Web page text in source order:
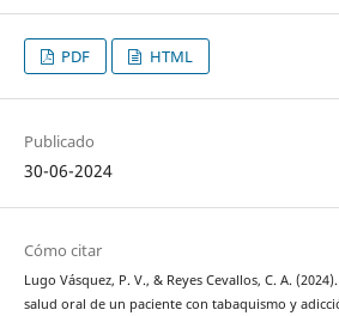
PDF HTML
Publicado
30-06-2024
Cómo citar
Lugo Vásquez, P. V., & Reyes Cevallos, C. A.
salud oral de un paciente con tabaquismo y